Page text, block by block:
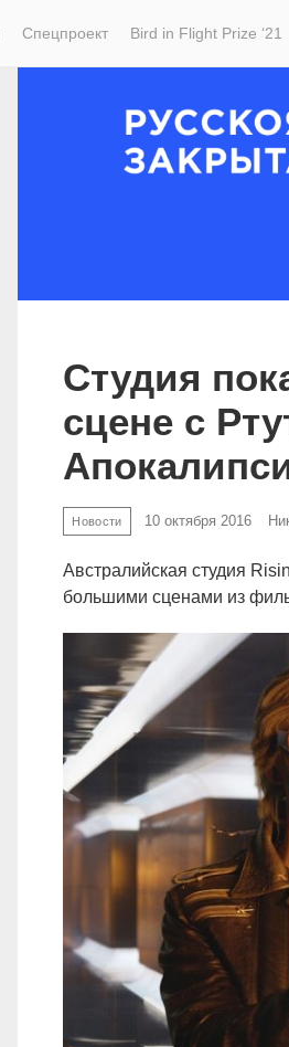
Спецпроект Bird in Flight Prize ‘21
Студия
сцене с
Новости 10 октября 2016
Австралийская студия
большими сценами из